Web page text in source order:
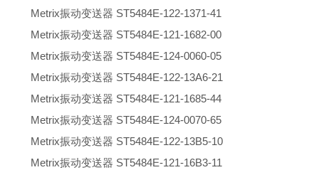
Metrix振动变送器 ST5484E-122-1371-41
Metrix振动变送器 ST5484E-121-1682-00
Metrix振动变送器 ST5484E-124-0060-05
Metrix振动变送器 ST5484E-122-13A6-21
Metrix振动变送器 ST5484E-121-1685-44
Metrix振动变送器 ST5484E-124-0070-65
Metrix振动变送器 ST5484E-122-13B5-10
Metrix振动变送器 ST5484E-121-16B3-11